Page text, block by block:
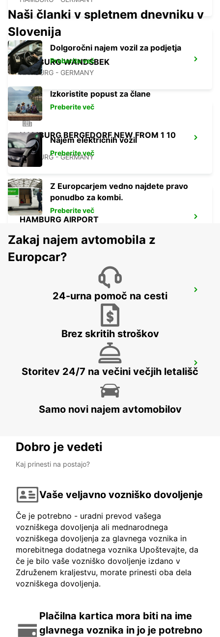
HAMBURG WANDSBEK
HAMBURG - GERMANY
HAMBURG BERGEDORF NEW FROM 1 10
26
HAMBURG - GERMANY
HAMBURG AIRPORT
NORDERSTEDT
NORDERSTEDT - GERMANY
NORDERSTEDT NEW FROM 01 01 2027
NORDERSTEDT - GERMANY
Naši članki v spletnem dnevniku v
Slovenija
Dolgoročni najem vozil za podjetja
Preberite več
Izkoristite popust za člane
Preberite več
Najem električnih vozil
Preberite več
Z Europcarjem vedno najdete pravo
ponudbo za kombi.
Preberite več
Zakaj najem avtomobila z
Europcar?
24-urna pomoč na cesti
Brez skritih stroškov
Storitev 24/7 na večini večjih letališč
Samo novi najem avtomobilov
Dobro je vedeti
Kaj prinesti na postajo?
Vaše veljavno vozniško dovoljenje
Če je potrebno - uradni prevod vašega
vozniškega dovoljenja ali mednarodnega
vozniškega dovoljenja za glavnega voznika in
morebitnega dodatnega voznika Upoštevajte, da
če je bilo vaše vozniško dovoljenje izdano v
Združenem kraljestvu, morate prinesti oba dela
vozniškega dovoljenja.
Plačilna kartica mora biti na ime
glavnega voznika in jo je potrebno